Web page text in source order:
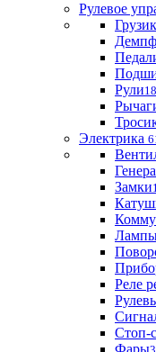
Рулевое
Рули
Электрика
Замки
Реле
Стоп-
Фары